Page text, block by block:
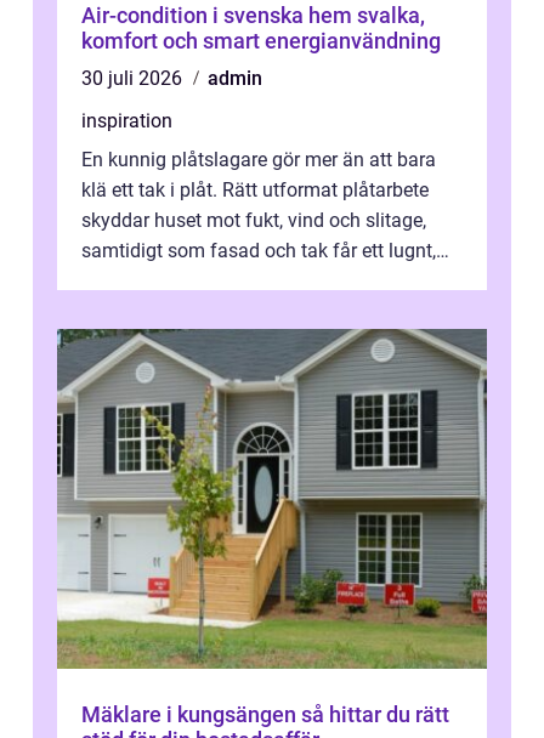
Air-condition i svenska hem svalka,
komfort och smart energianvändning
30 juli 2026
admin
inspiration
En kunnig plåtslagare gör mer än att bara
klä ett tak i plåt. Rätt utformat plåtarbete
skyddar huset mot fukt, vind och slitage,
samtidigt som fasad och tak får ett lugnt,
Mäklare i kungsängen så hittar du rätt